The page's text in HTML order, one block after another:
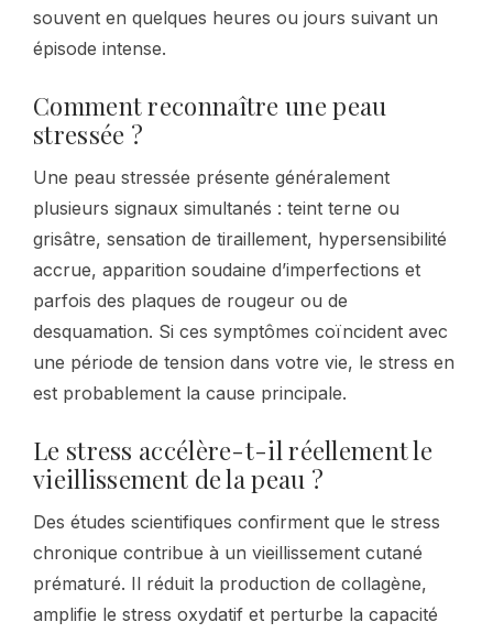
souvent en quelques heures ou jours suivant un
épisode intense.
Comment reconnaître une peau
stressée ?
Une peau stressée présente généralement
plusieurs signaux simultanés : teint terne ou
grisâtre, sensation de tiraillement, hypersensibilité
accrue, apparition soudaine d’imperfections et
parfois des plaques de rougeur ou de
desquamation. Si ces symptômes coïncident avec
une période de tension dans votre vie, le stress en
est probablement la cause principale.
Le stress accélère-t-il réellement le
vieillissement de la peau ?
Des études scientifiques confirment que le stress
chronique contribue à un vieillissement cutané
prématuré. Il réduit la production de collagène,
amplifie le stress oxydatif et perturbe la capacité